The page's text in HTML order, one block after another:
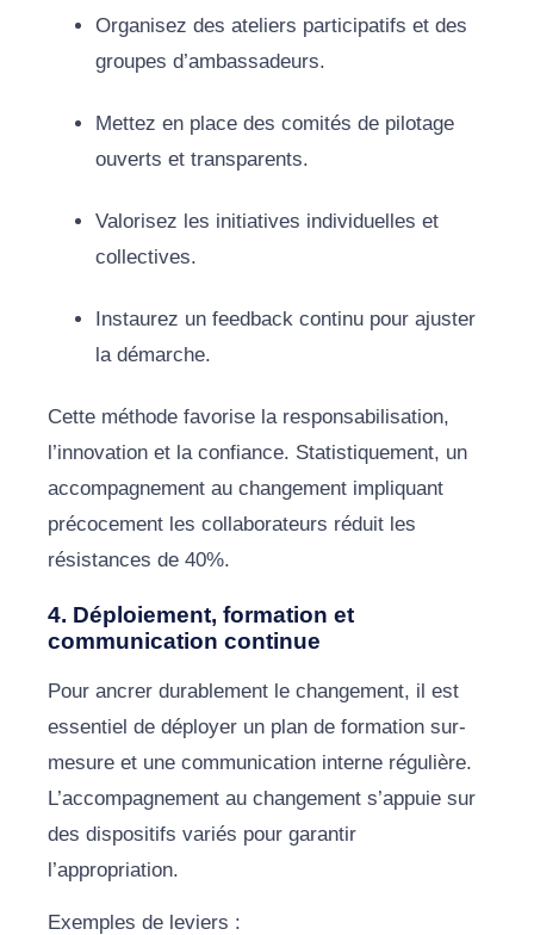
Organisez des ateliers participatifs et des
groupes d’ambassadeurs.
Mettez en place des comités de pilotage
ouverts et transparents.
Valorisez les initiatives individuelles et
collectives.
Instaurez un feedback continu pour ajuster
la démarche.
Cette méthode favorise la responsabilisation,
l’innovation et la confiance. Statistiquement, un
accompagnement au changement impliquant
précocement les collaborateurs réduit les
résistances de 40%.
4. Déploiement, formation et
communication continue
Pour ancrer durablement le changement, il est
essentiel de déployer un plan de formation sur-
mesure et une communication interne régulière.
L’accompagnement au changement s’appuie sur
des dispositifs variés pour garantir
l’appropriation.
Exemples de leviers :